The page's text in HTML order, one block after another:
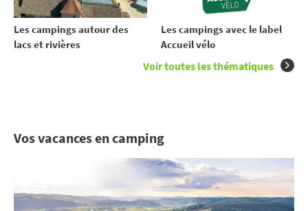
Les campings autour des
lacs et rivières
Les campings avec le label
Accueil vélo
Voir toutes les thématiques
Vos vacances en camping